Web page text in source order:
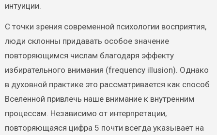
интуиции.
С точки зрения современной психологии восприятия,
люди склонны придавать особое значение
повторяющимся числам благодаря эффекту
избирательного внимания (frequency illusion). Однако
в духовной практике это рассматривается как способ
Вселенной привлечь наше внимание к внутренним
процессам. Независимо от интерпретации,
повторяющаяся цифра 5 почти всегда указывает на